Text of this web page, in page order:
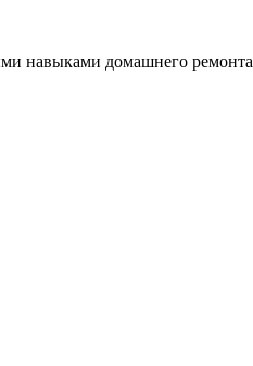
навыками домашнего ремонта